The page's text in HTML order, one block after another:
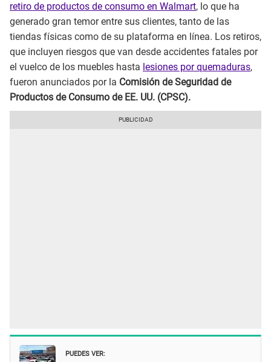
retiro de productos de consumo en Walmart, lo que ha
generado gran temor entre sus clientes, tanto de las
tiendas físicas como de su plataforma en línea. Los retiros,
que incluyen riesgos que van desde accidentes fatales por
el vuelco de los muebles hasta lesiones por quemaduras,
fueron anunciados por la Comisión de Seguridad de
Productos de Consumo de EE. UU. (CPSC).
PUEDES VER: